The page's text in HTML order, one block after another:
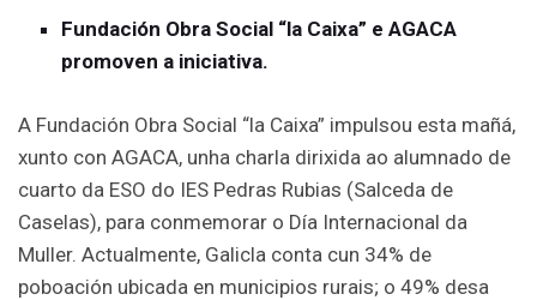
Fundación Obra Social “la Caixa” e AGACA
promoven a iniciativa.
A Fundación Obra Social “la Caixa” impulsou esta mañá,
xunto con AGACA, unha charla dirixida ao alumnado de
cuarto da ESO do IES Pedras Rubias (Salceda de
Caselas), para conmemorar o Día Internacional da
Muller. Actualmente, Galicla conta cun 34% de
poboación ubicada en municipios rurais; o 49% desa